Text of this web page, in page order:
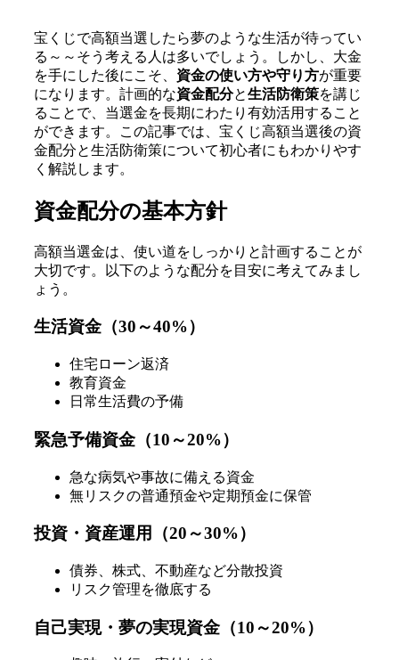
宝くじで高額当選したら夢のような生活が待ってい
る～～そう考える人は多いでしょう。しかし、大金
を手にした後にこそ、 資金の使い方や守り方が重要
になります。計画的な資金配分と生活防衛策を講じ
ることで、当選金を長期にわたり有効活用すること
ができます。この記事では、宝くじ高額当選後の資
金配分と生活防衛策について初心者にもわかりやす
く解説します。
資金配分の基本方針
高額当選金は、使い道をしっかりと計画することが
大切です。以下のような配分を目安に考えてみまし
ょう。
生活資金（30～40%）
住宅ローン返済
教育資金
日常生活費の予備
緊急予備資金（10～20%）
急な病気や事故に備える資金
無リスクの普通預金や定期預金に保管
投資・資産運用（20～30%）
債券、株式、不動産など分散投資
リスク管理を徹底する
自己実現・夢の実現資金（10～20%）